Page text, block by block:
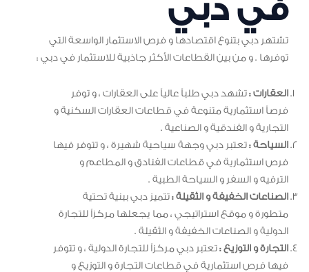
في دبي
تشتهر دبي بتنوع اقتصادها و فرص الاستثمار الواسعة التي
توفرها . و من بين القطاعات الأكثر جاذبية للاستثمار في دبي :
العقارات :تشهد دبي طلباً عالياً على العقارات ، و توفر
فرصاً استثمارية متنوعة في قطاعات العقارات السكنية و
التجارية و الفندقية و الصناعية .
السياحة :تعتبر دبي وجهة سياحية شهيرة ، و تتوفر فيها
فرص استثمارية في قطاعات الفنادق و المطاعم و
الترفيه و السفر و السياحة الطبية .
الصناعات الخفيفة و الثقيلة :تتميز دبي ببنية تحتية
متطورة و موقع استراتيجي ، مما يجعلها مركزاً للتجارة
الدولية و الصناعات الخفيفة و الثقيلة .
التجارة و التوزيع :تعتبر دبي مركزاً للتجارة الدولية ، و تتوفر
فيها فرص استثمارية في قطاعات التجارة و التوزيع و